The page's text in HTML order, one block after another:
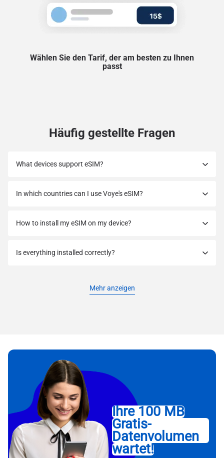
Wählen Sie den Tarif, der am besten zu Ihnen
passt
Häufig gestellte Fragen
What devices support eSIM?
In which countries can I use Voye's eSIM?
How to install my eSIM on my device?
Is everything installed correctly?
Mehr anzeigen
Ihre 100 MB
Gratis-
Datenvolumen
wartet!